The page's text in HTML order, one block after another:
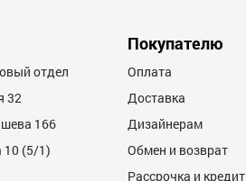
отдел
32
166
10 (5/1)
Покупателю
Оплата
Доставка
Дизайнерам
Обмен и возврат
Рассрочка и кредит